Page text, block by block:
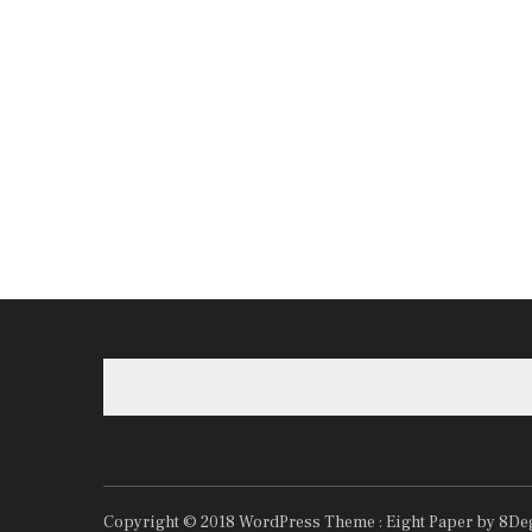
Copyright © 2018 WordPress Theme : Eight Paper by